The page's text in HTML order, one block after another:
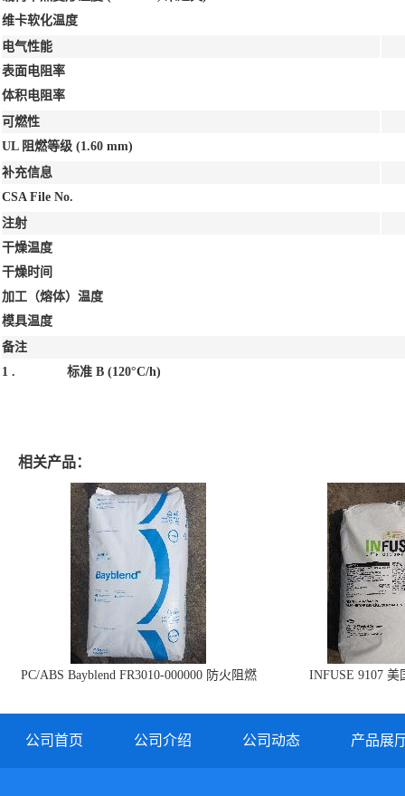
维卡软化温度
电气性能
表面电阻率
体积电阻率
可燃性
UL 阻燃等级 (1.60 mm)
补充信息
CSA File No.
注射
干燥温度
干燥时间
加工（熔体）温度
模具温度
备注
1 .
标准 B (120°C/h)
相关产品：
PC/ABS Bayblend FR3010-000000 防火阻燃
INFUSE 9107 美
公司首页 公司介绍 公司动态 产品展